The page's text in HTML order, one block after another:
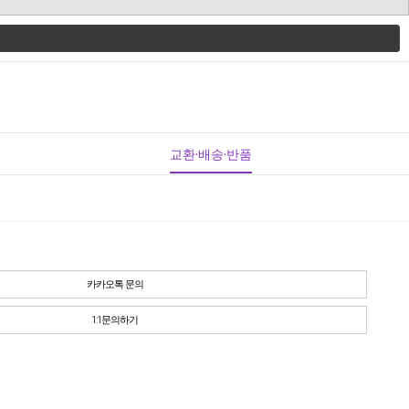
교환·배송·반품
카카오톡 문의
1:1문의하기